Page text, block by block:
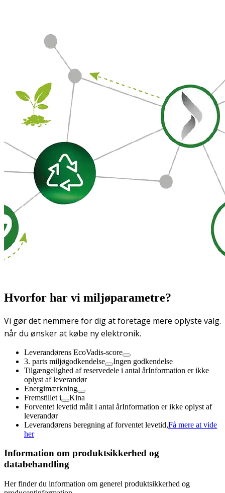
Hvorfor har vi miljøparametre?
Vi gør det nemmere for dig at foretage mere oplyste valg.
når du ønsker at købe ny elektronik.
Leverandørens EcoVadis-score
3. parts miljøgodkendelse
Ingen godkendelse
Tilgængelighed af reservedele i antal årInformation er ikke
oplyst af leverandør
Energimærkning
Fremstillet i
Kina
Forventet levetid målt i antal årInformation er ikke oplyst af
leverandør
Leverandørens beregning af forventet levetid,Få mere at vide
her
Information om produktsikkerhed og
databehandling
Her finder du information om generel produktsikkerhed og